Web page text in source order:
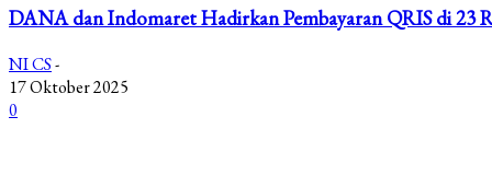
DANA dan Indomaret Hadirkan Pembayaran QRIS di 23
NI CS-
17 Oktober 2025
0